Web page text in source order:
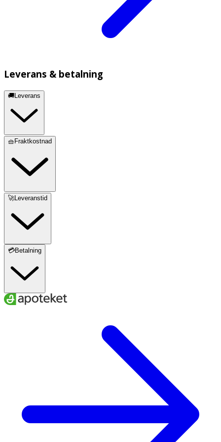
Leverans & betalning
🚚Leverans
🧺Fraktkostnad
🚀Leveranstid
💳Betalning